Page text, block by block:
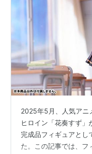
2025年5月、人気アニ
ヒロイン「花奏すず
完成品フィギュアとし
た。この記事では、フ